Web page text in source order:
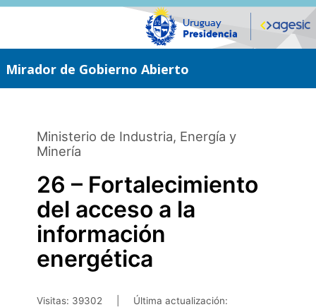
Saltar
Mirador de Gobierno Abierto
Ministerio de Industria, Energía y
Minería
26 – Fortalecimiento
del acceso a la
información
energética
Visitas: 39302
Última actualización: